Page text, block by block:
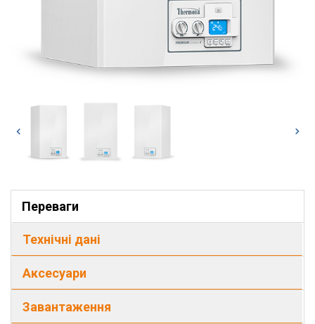
Переваги
Технічні дані
Аксесуари
Завантаження